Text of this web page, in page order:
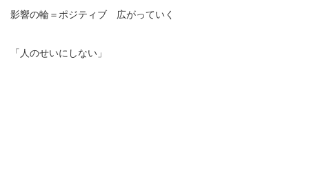
影響の輪＝ポジティブ 広がっていく
「人のせいにしない」